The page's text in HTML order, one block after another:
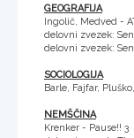
GEOGRAFIJA
Ingolič, Medved -
delovni zvezek:
delovni zvezek:
SOCIOLOGIJA
Barle, Fajfar,
NEMŠČINA
Krenker - Pause!! 3